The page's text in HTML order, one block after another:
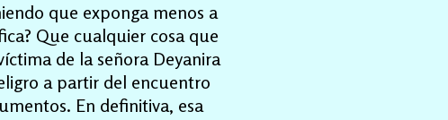
que exponga menos a
Que cualquier cosa que
de la señora Deyanira
a partir del encuentro
En definitiva, esa